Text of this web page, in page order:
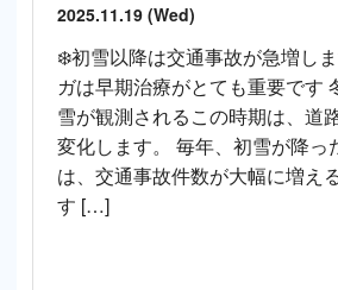
2025.11.19 (Wed)
❄️初雪以降は交通事故が急増し
ガは早期治療がとても重要です
雪が観測されるこの時期は、道
変化します。 毎年、初雪が降っ
は、交通事故件数が大幅に増え
す […]